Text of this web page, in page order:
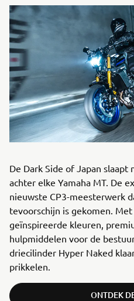
De Dark Side of Japan
achter elke Yamaha MT. De
nieuwste CP3-meesterwerk
tevoorschijn is gekomen.
geïnspireerde kleuren,
hulpmiddelen voor de
driecilinder Hyper Naked
prikkelen.
ONTDEK